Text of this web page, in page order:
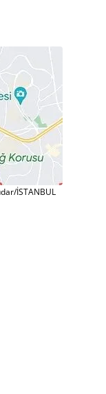
İSTANBUL